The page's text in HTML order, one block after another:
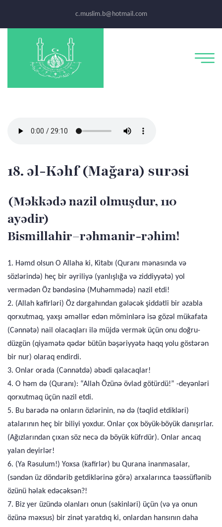
c.muslim.b@hotmail.com
18. əl-Kəhf (Mağara) surəsi
(Məkkədə nazil olmuşdur, 110
ayədir)
Bismillahir–rəhmanir-rəhim!
1. Həmd olsun O Allaha ki, Kitabı (Quranı mənasında və
sözlərində) heç bir əyriliyə (yanlışlığa və ziddiyyətə) yol
vermədən Öz bəndəsinə (Muhəmmədə) nazil etdi!
2. (Allah kafirləri) Öz dərgahından gələcək şiddətli bir əzabla
qorxutmaq, yaxşı əməllər edən möminlərə isə gözəl mükafata
(Cənnətə) nail olacaqları ilə müjdə vermək üçün onu doğru-
düzgün (qiyamətə qədər bütün bəşəriyyətə haqq yolu göstərən
bir nur) olaraq endirdi.
3. Onlar orada (Cənnətdə) əbədi qalacaqlar!
4. O həm də (Quranı): “Allah Özünə övlad götürdü!” -deyənləri
qorxutmaq üçün nazil etdi.
5. Bu barədə nə onların özlərinin, nə də (təqlid etdikləri)
atalarının heç bir biliyi yoxdur. Onlar çox böyük-böyük danışırlar.
(Ağızlarından çıxan söz necə də böyük küfrdür). Onlar ancaq
yalan deyirlər!
6. (Ya Rəsulum!) Yoxsa (kafirlər) bu Qurana inanmasalar,
(səndən üz döndərib getdiklərinə görə) arxalarınca təəssüflənib
özünü həlak edəcəksən?!
7. Biz yer üzündə olanları onun (sakinləri) üçün (və ya onun
özünə məxsus) bir zinət yaratdıq ki, onlardan hansının daha